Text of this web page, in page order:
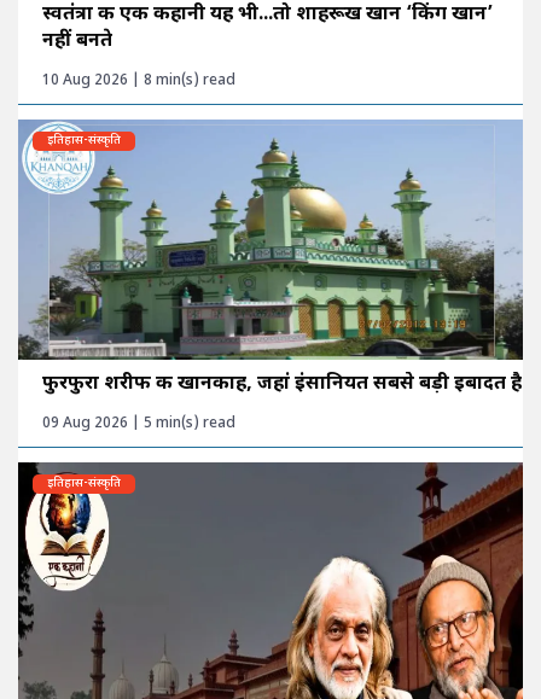
स्वतंत्रा की एक कहानी यह भी...तो शाहरूख खान ‘किंग खान’
नहीं बनते
10 Aug 2026 | 8 min(s) read
इतिहास-संस्कृति
फुरफुरा शरीफ की खानकाह, जहां इंसानियत सबसे बड़ी इबादत है
09 Aug 2026 | 5 min(s) read
इतिहास-संस्कृति